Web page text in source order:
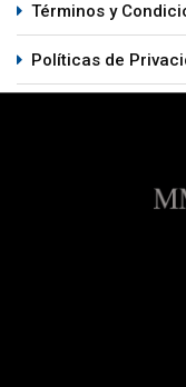
Términos y
Políticas de